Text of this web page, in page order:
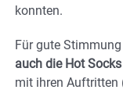
konnten.
Für gute
auch die Hot
mit ihren Auftritten